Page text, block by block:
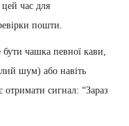
час для
пошти.
чашка певної кави,
шум) або навіть
сигнал: “Зараз